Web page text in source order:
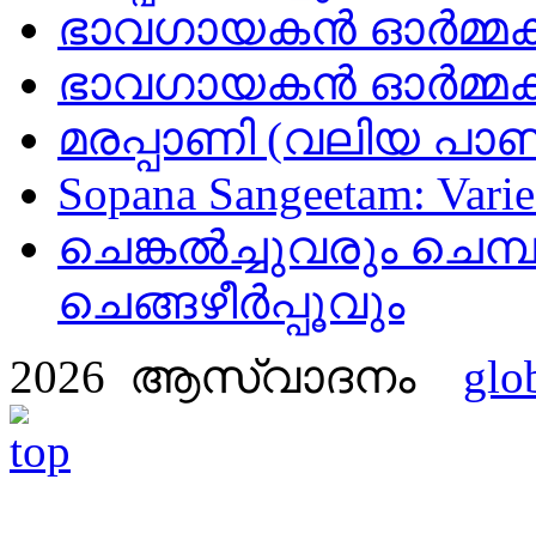
ഭാവഗായകന്‍
ഭാവഗായകന്‍
മരപ്പാണി (വലിയ
Sopana Sangeetam:
ചെങ്കൽച്ചുവരും
ചെങ്ങഴീർപ്പൂവും
2026 ആസ്വാദനം